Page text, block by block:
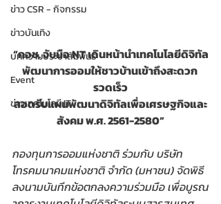
ข่าว CSR - กิจกรรม
ข่าวบันเทิง
บทความประชาสัมพันธ์
Event
ข่าวเทคโนโลยี IT
“กอช. จับมือ NT เดินหน้านำเทคโนโลยีดิจิทัล
พัฒนาการออมให้ชาวบ้านเข้าถึงสะดวก
รวดเร็ว
สอดรับแผนพัฒนาดิจิทัลเพื่อเศรษฐกิจและ
สังคม พ.ศ. 2561-2580”
กองทุนการออมแห่งชาติ ร่วมกับ บริษัท
โทรคมนาคมแห่งชาติ จำกัด (มหาชน) จัดพิธี
ลงนามบันทึกข้อตกลงความร่วมมือ เพื่อบูรณ